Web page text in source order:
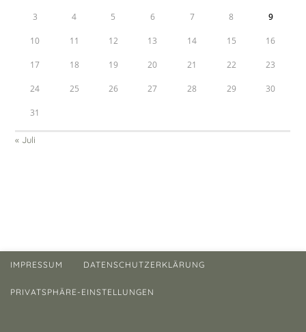
3 4 5 6 7 8 9
10 11 12 13 14 15 16
17 18 19 20 21 22 23
24 25 26 27 28 29 30
31
« Juli
IMPRESSUM DATENSCHUTZERKLÄRUNG
PRIVATSPHÄRE-EINSTELLUNGEN